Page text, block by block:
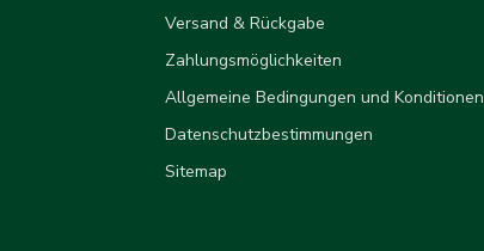
Versand & Rückgabe
Zahlungsmöglichkeiten
Allgemeine Bedingungen und Konditionen
Datenschutzbestimmungen
Sitemap